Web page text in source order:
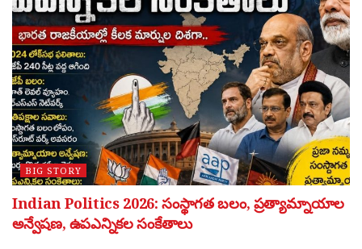
BIG STORY
Indian Politics 2026: సంస్థాగత బలం, ప్రత్యామ్నాయాల
అన్వేషణ, ఉపఎన్నికల సంకేతాలు